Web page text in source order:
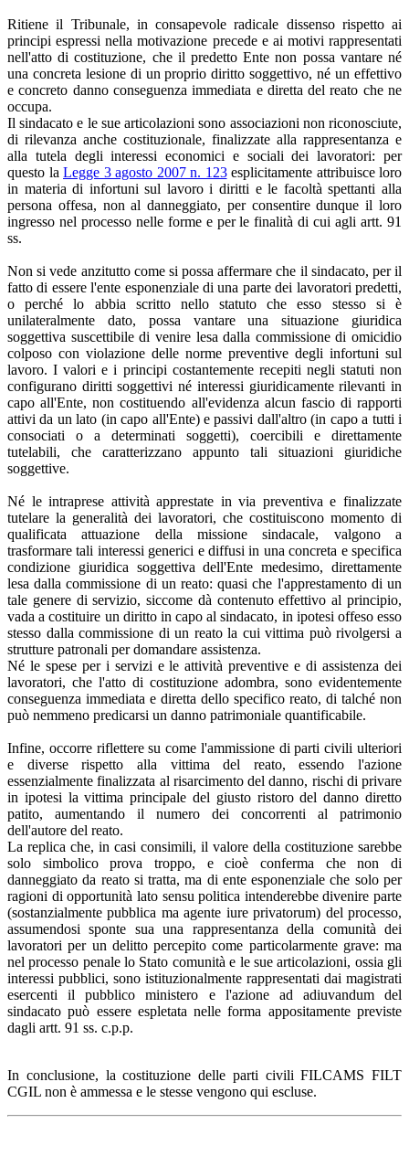
Ritiene il Tribunale, in consapevole radicale dissenso rispetto ai
principi espressi nella motivazione precede e ai motivi rappresentati
nell'atto di costituzione, che il predetto Ente non possa vantare né
una concreta lesione di un proprio diritto soggettivo, né un effettivo
e concreto danno conseguenza immediata e diretta del reato che ne
occupa.
Il sindacato e le sue articolazioni sono associazioni non riconosciute,
di rilevanza anche costituzionale, finalizzate alla rappresentanza e
alla tutela degli interessi economici e sociali dei lavoratori: per
questo la Legge 3 agosto 2007 n. 123esplicitamente attribuisce loro
in materia di infortuni sul lavoro i diritti e le facoltà spettanti alla
persona offesa, non al danneggiato, per consentire dunque il loro
ingresso nel processo nelle forme e per le finalità di cui agli artt. 91
ss.
Non si vede anzitutto come si possa affermare che il sindacato, per il
fatto di essere l'ente esponenziale di una parte dei lavoratori predetti,
o perché lo abbia scritto nello statuto che esso stesso si è
unilateralmente dato, possa vantare una situazione giuridica
soggettiva suscettibile di venire lesa dalla commissione di omicidio
colposo con violazione delle norme preventive degli infortuni sul
lavoro. I valori e i principi costantemente recepiti negli statuti non
configurano diritti soggettivi né interessi giuridicamente rilevanti in
capo all'Ente, non costituendo all'evidenza alcun fascio di rapporti
attivi da un lato (in capo all'Ente) e passivi dall'altro (in capo a tutti i
consociati o a determinati soggetti), coercibili e direttamente
tutelabili, che caratterizzano appunto tali situazioni giuridiche
soggettive.
Né le intraprese attività apprestate in via preventiva e finalizzate
tutelare la generalità dei lavoratori, che costituiscono momento di
qualificata attuazione della missione sindacale, valgono a
trasformare tali interessi generici e diffusi in una concreta e specifica
condizione giuridica soggettiva dell'Ente medesimo, direttamente
lesa dalla commissione di un reato: quasi che l'apprestamento di un
tale genere di servizio, siccome dà contenuto effettivo al principio,
vada a costituire un diritto in capo al sindacato, in ipotesi offeso esso
stesso dalla commissione di un reato la cui vittima può rivolgersi a
strutture patronali per domandare assistenza.
Né le spese per i servizi e le attività preventive e di assistenza dei
lavoratori, che l'atto di costituzione adombra, sono evidentemente
conseguenza immediata e diretta dello specifico reato, di talché non
può nemmeno predicarsi un danno patrimoniale quantificabile.
Infine, occorre riflettere su come l'ammissione di parti civili ulteriori
e diverse rispetto alla vittima del reato, essendo l'azione
essenzialmente finalizzata al risarcimento del danno, rischi di privare
in ipotesi la vittima principale del giusto ristoro del danno diretto
patito, aumentando il numero dei concorrenti al patrimonio
dell'autore del reato.
La replica che, in casi consimili, il valore della costituzione sarebbe
solo simbolico prova troppo, e cioè conferma che non di
danneggiato da reato si tratta, ma di ente esponenziale che solo per
ragioni di opportunità lato sensu politica intenderebbe divenire parte
(sostanzialmente pubblica ma agente iure privatorum) del processo,
assumendosi sponte sua una rappresentanza della comunità dei
lavoratori per un delitto percepito come particolarmente grave: ma
nel processo penale lo Stato comunità e le sue articolazioni, ossia gli
interessi pubblici, sono istituzionalmente rappresentati dai magistrati
esercenti il pubblico ministero e l'azione ad adiuvandum del
sindacato può essere espletata nelle forma appositamente previste
dagli artt. 91 ss. c.p.p.
In conclusione, la costituzione delle parti civili FILCAMS FILT
CGIL non è ammessa e le stesse vengono qui escluse.